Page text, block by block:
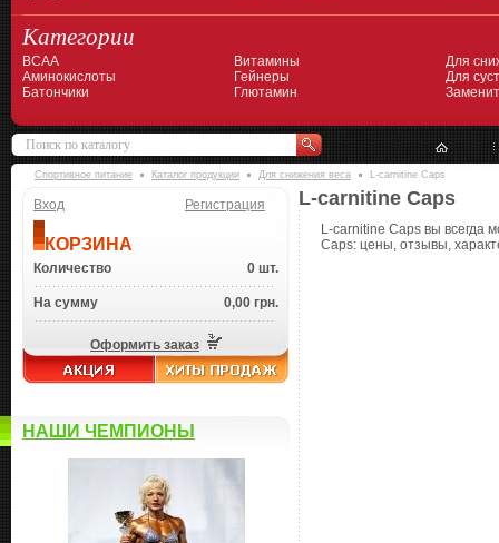
Категории
BCAA
Аминокислоты
Батончики
Витамины
Гейнеры
Глютамин
Для
Для
Спортивное питание Каталог продукции Для снижения веса L-carnitine Caps
Вход Регистрация
КОРЗИНА
Количество 0 шт.
На сумму 0,00 грн.
Оформить заказ
НАШИ ЧЕМПИОНЫ
L-carnitine Caps
L-carnitine Caps вы всегда
Caps: цены, отзывы,